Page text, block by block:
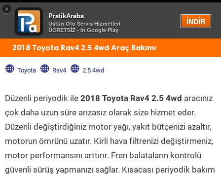
×
PratikAraba
Üstün Oto Servis Hizmetleri
ÜCRETSİZ - In Google Play
İNDİR
Menü
2018 Toyota Rav4 2.5 4wd Araç Bakımı
Toyota Rav4 2.5 4wd
Düzenli periyodik ile 2018 Toyota Rav4 2.5 4wd aracınız
çok daha uzun süre arızasız olarak size hizmet eder.
Düzenli değiştirdiğiniz motor yağı, yakıt bütçenizi azaltır,
motorun ömrünü uzatır. Kirli hava filtrenizi değiştirmeniz,
motor performansını arttırır. Fren balataların kontrolü
güvenli sürüş yapmanızı sağlar. Kısacası periyodik bakım